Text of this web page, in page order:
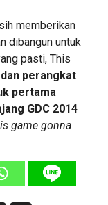
memberikan
dibangun untuk
pasti, This
perangkat
pertama
GDC 2014
game gonna